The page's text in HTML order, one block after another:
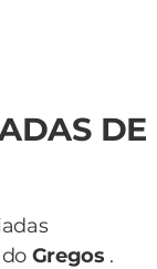
DE
Gregos .